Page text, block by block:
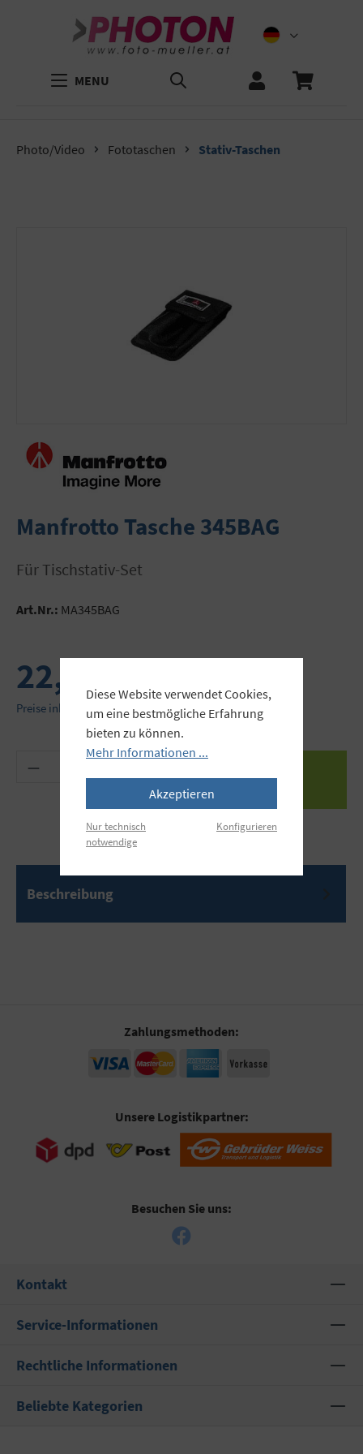
MENU
Photo/Video Fototaschen Stativ-Taschen
Manfrotto Tasche 345BAG
für Tischstativ-Set
Art.Nr.: MA345BAG
22,00 €
Preise inkl. MwSt. zzgl. Versandkosten
Produkt Anzahl: Gib den gewünschten Wert
Beschreibung
Zahlungsmethoden:
Unsere Logistikpartner:
Besuchen Sie uns:
Kontakt
Service-Informationen
Rechtliche Informationen
Beliebte Kategorien
Diese Website verwendet Cookies,
um eine bestmögliche Erfahrung
bieten zu können.
Mehr Informationen ...
Akzeptieren
Nur technisch
notwendige
Konfigurieren